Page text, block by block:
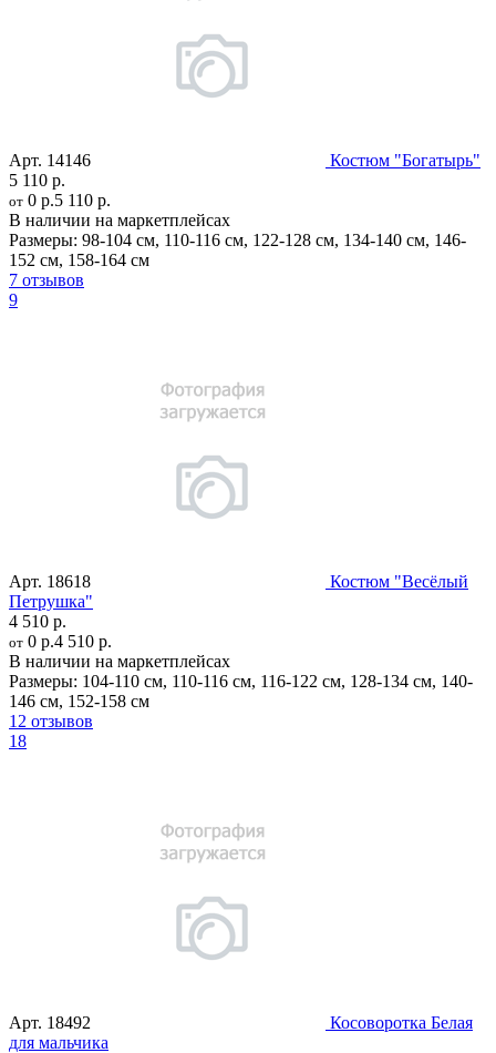
Арт. 14146
Костюм "Богатырь"
5 110 р.
от 0 р.5 110 р.
В наличии на маркетплейсах
Размеры: 98-104 см, 110-116 см, 122-128 см, 134-140 см, 146-
152 см, 158-164 см
7 отзывов
9
Арт. 18618
Костюм "Весёлый
Петрушка"
4 510 р.
от 0 р.4 510 р.
В наличии на маркетплейсах
Размеры: 104-110 см, 110-116 см, 116-122 см, 128-134 см, 140-
146 см, 152-158 см
12 отзывов
18
Арт. 18492
Косоворотка Белая
для мальчика